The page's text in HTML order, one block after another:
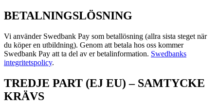
BETALNINGSLÖSNING
Vi använder Swedbank Pay som betallösning (allra sista steget när
du köper en utbildning). Genom att betala hos oss kommer
Swedbank Pay att ta del av er betalinformation. Swedbanks
integritetspolicy.
TREDJE PART (EJ EU) – SAMTYCKE
KRÄVS